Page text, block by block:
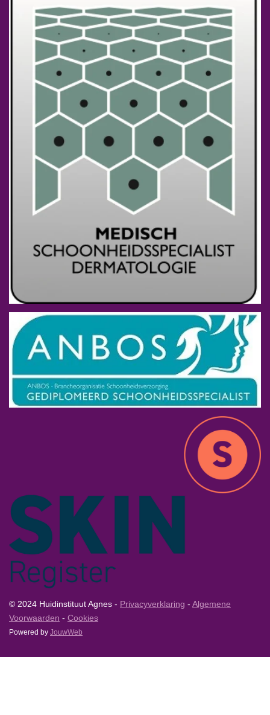
© 2024 Huidinstituut Agnes - Privacyverklaring - Algemene
Voorwaarden - Cookies
Powered by JouwWeb